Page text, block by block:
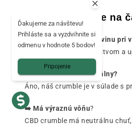
FAQ - Odpovede na
➡️ Ako odmerať CBD drvinu pri
Začnite s malým množstvom
➡️ Je CBD crumble legálny?
Áno, náš crumble je v súlade s
➡️ Má výraznú vôňu?
CBD crumble má neutrálnu
Ďakujeme za návštevu!
Prihláste sa a vyzdvihnite si
odmenu v hodnote 5 bodov!
Pripojenie